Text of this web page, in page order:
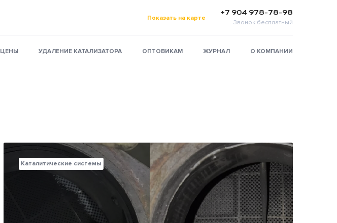
Показать на карте
+7 904 978-78-98
Звонок бесплатный
ЦЕНЫ УДАЛЕНИЕ КАТАЛИЗАТОРА ОПТОВИКАМ ЖУРНАЛ О КОМПАНИИ
Каталитические системы